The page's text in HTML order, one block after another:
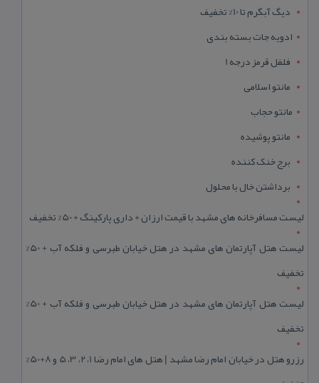
دیگ آبگرم تا 10% تخفیف
ادویه جات بسته بندی
فلفل قرمز درجه 1
مانتو اسلامی
مانتو حجاب
مانتو پوشیده
برج خنک کننده
برداشتن خال با محلول
لیست مسافرخانه های مشهد با قیمت ارزان + داری پارکینگ + 50% تخفیف
لیست هتل آپارتمان های مشهد در هتل خیابان طبرسی و فلکه آب + 50%
تخفیف
لیست هتل آپارتمان های مشهد در هتل خیابان طبرسی و فلکه آب + 50%
تخفیف
رزرو هتل در خیابان امام رضا مشهد | هتل‌ های امام رضا 1، 2، 3، 5 و 8+50%